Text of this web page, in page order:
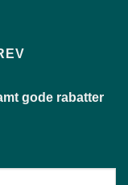
gode rabatter